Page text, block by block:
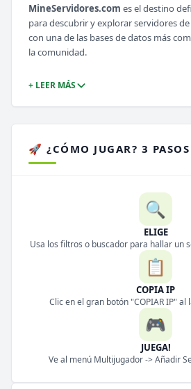
MineServidores.com es el destino
para descubrir y explorar servidores
con una de las bases de datos más
la comunidad.
+ LEER MÁS
🚀 ¿CÓMO JUGAR? 3 PASOS
🔍
ELIGE
Usa los filtros o buscador para hallar un
📋
COPIA IP
Clic en el gran botón "COPIAR IP" al
🎮
JUEGA!
Ve al menú Multijugador -> Añadir